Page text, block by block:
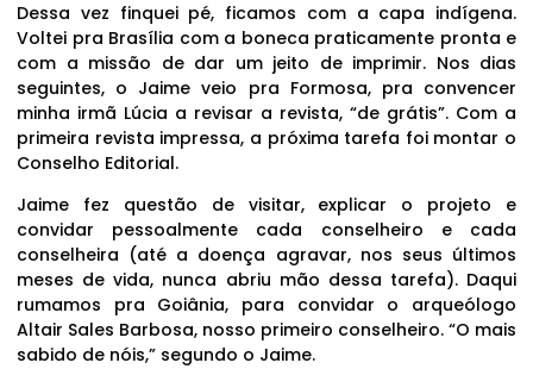
Dessa vez finquei pé, ficamos com a capa indígena.
Voltei pra Brasília com a boneca praticamente pronta e
com a missão de dar um jeito de imprimir. Nos dias
seguintes, o Jaime veio pra Formosa, pra convencer
minha irmã Lúcia a revisar a revista, “de grátis”. Com a
primeira revista impressa, a próxima tarefa foi montar o
Conselho Editorial.
Jaime fez questão de visitar, explicar o projeto e
convidar pessoalmente cada conselheiro e cada
conselheira (até a doença agravar, nos seus últimos
meses de vida, nunca abriu mão dessa tarefa). Daqui
rumamos pra Goiânia, para convidar o arqueólogo
Altair Sales Barbosa, nosso primeiro conselheiro. “O mais
sabido de nóis,” segundo o Jaime.